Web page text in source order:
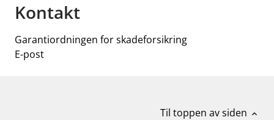
Kontakt
Garantiordningen for skadeforsikring
E-post
Til toppen av siden expand_less